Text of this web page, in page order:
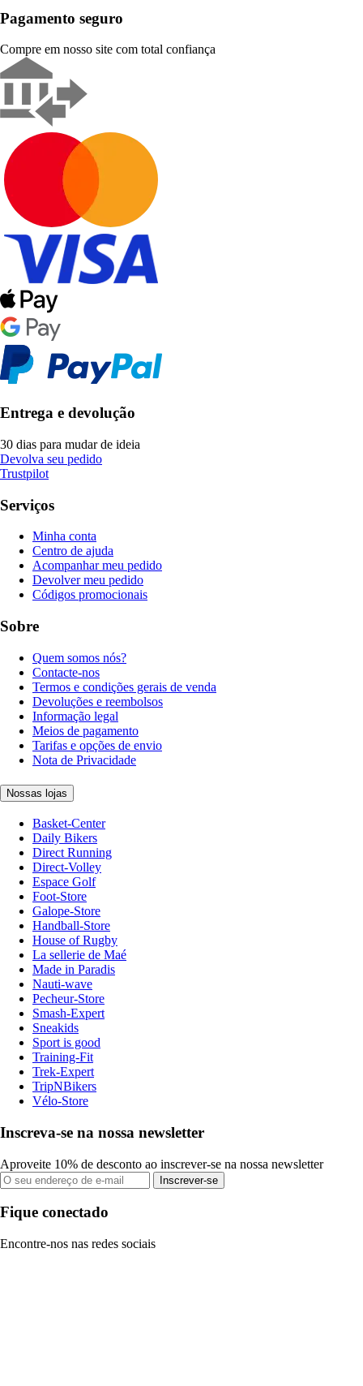
Pagamento seguro
Compre em nosso site com total confiança
Entrega e devolução
30 dias para mudar de ideia
Devolva seu pedido
Trustpilot
Serviços
Minha conta
Centro de ajuda
Acompanhar meu pedido
Devolver meu pedido
Códigos promocionais
Sobre
Quem somos nós?
Contacte-nos
Termos e condições gerais de venda
Devoluções e reembolsos
Informação legal
Meios de pagamento
Tarifas e opções de envio
Nota de Privacidade
Nossas lojas
Basket-Center
Daily Bikers
Direct Running
Direct-Volley
Espace Golf
Foot-Store
Galope-Store
Handball-Store
House of Rugby
La sellerie de Maé
Made in Paradis
Nauti-wave
Pecheur-Store
Smash-Expert
Sneakids
Sport is good
Training-Fit
Trek-Expert
TripNBikers
Vélo-Store
Inscreva-se na nossa newsletter
Aproveite 10% de desconto ao inscrever-se na nossa newsletter
Inscrever-se
Fique conectado
Encontre-nos nas redes sociais